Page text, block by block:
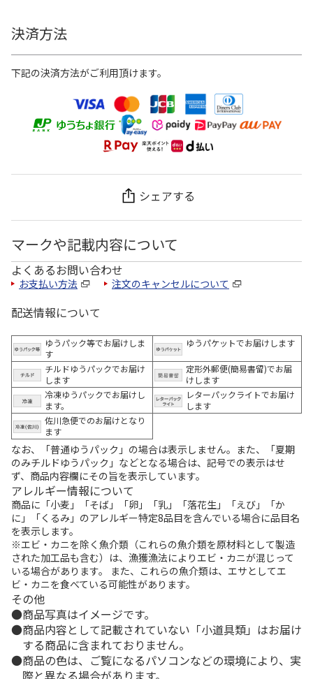
決済方法
下記の決済方法がご利用頂けます。
シェアする
マークや記載内容について
よくあるお問い合わせ
お支払い方法 注文のキャンセルについて
配送情報について
ゆうパック等でお届けしま
す
ゆうパケットでお届けします
チルドゆうパックでお届け
します
定形外郵便(簡易書留)でお届
けします
冷凍ゆうパックでお届けし
ます。
レターパックライトでお届け
します
佐川急便でのお届けとなり
ます
なお、「普通ゆうパック」の場合は表示しません。また、「夏期
のみチルドゆうパック」などとなる場合は、記号での表示はせ
ず、商品内容欄にその旨を表示しています。
アレルギー情報について
商品に「小麦」「そば」「卵」「乳」「落花生」「えび」「か
に」「くるみ」のアレルギー特定8品目を含んでいる場合に品目名
を表示します。
※エビ・カニを除く魚介類（これらの魚介類を原材料として製造
された加工品も含む）は、漁獲漁法によりエビ・カニが混じって
いる場合があります。 また、これらの魚介類は、エサとしてエ
ビ・カニを食べている可能性があります。
その他
商品写真はイメージです。
商品内容として記載されていない「小道具類」はお届け
する商品に含まれておりません。
商品の色は、ご覧になるパソコンなどの環境により、実
際と異なる場合があります。